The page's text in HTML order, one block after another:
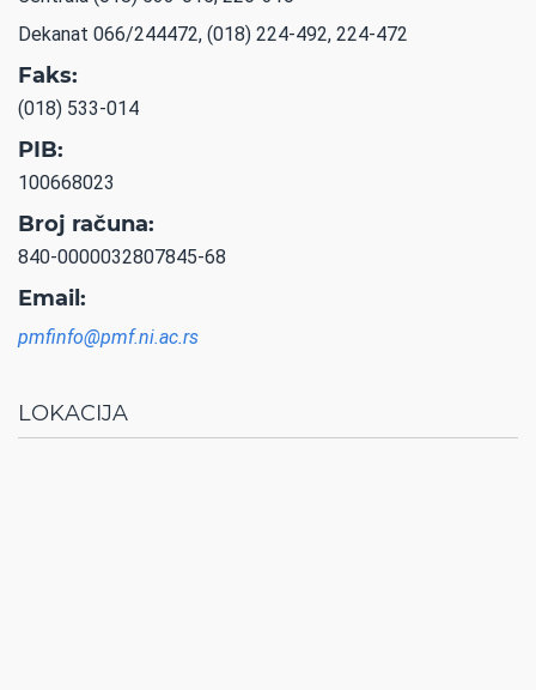
Dekanat 066/244472, (018) 224-492, 224-472
Faks:
(018) 533-014
PIB:
100668023
Broj računa:
840-0000032807845-68
Email:
pmfinfo@pmf.ni.ac.rs
LOKACIJA